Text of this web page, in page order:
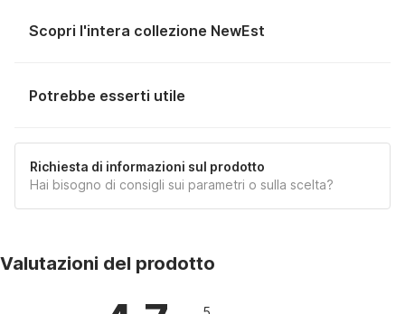
Scopri l'intera collezione NewEst
Potrebbe esserti utile
Richiesta di informazioni sul prodotto
Hai bisogno di consigli sui parametri o sulla scelta?
Valutazioni del prodotto